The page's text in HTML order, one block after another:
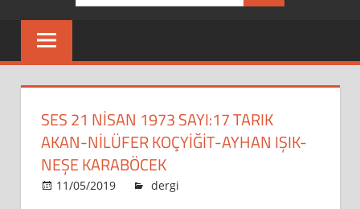
SES 21 NİSAN 1973 SAYI:17 TARIK
AKAN-NİLÜFER KOÇYİĞİT-AYHAN IŞIK-
NEŞE KARABÖCEK
11/05/2019 admin
dergi